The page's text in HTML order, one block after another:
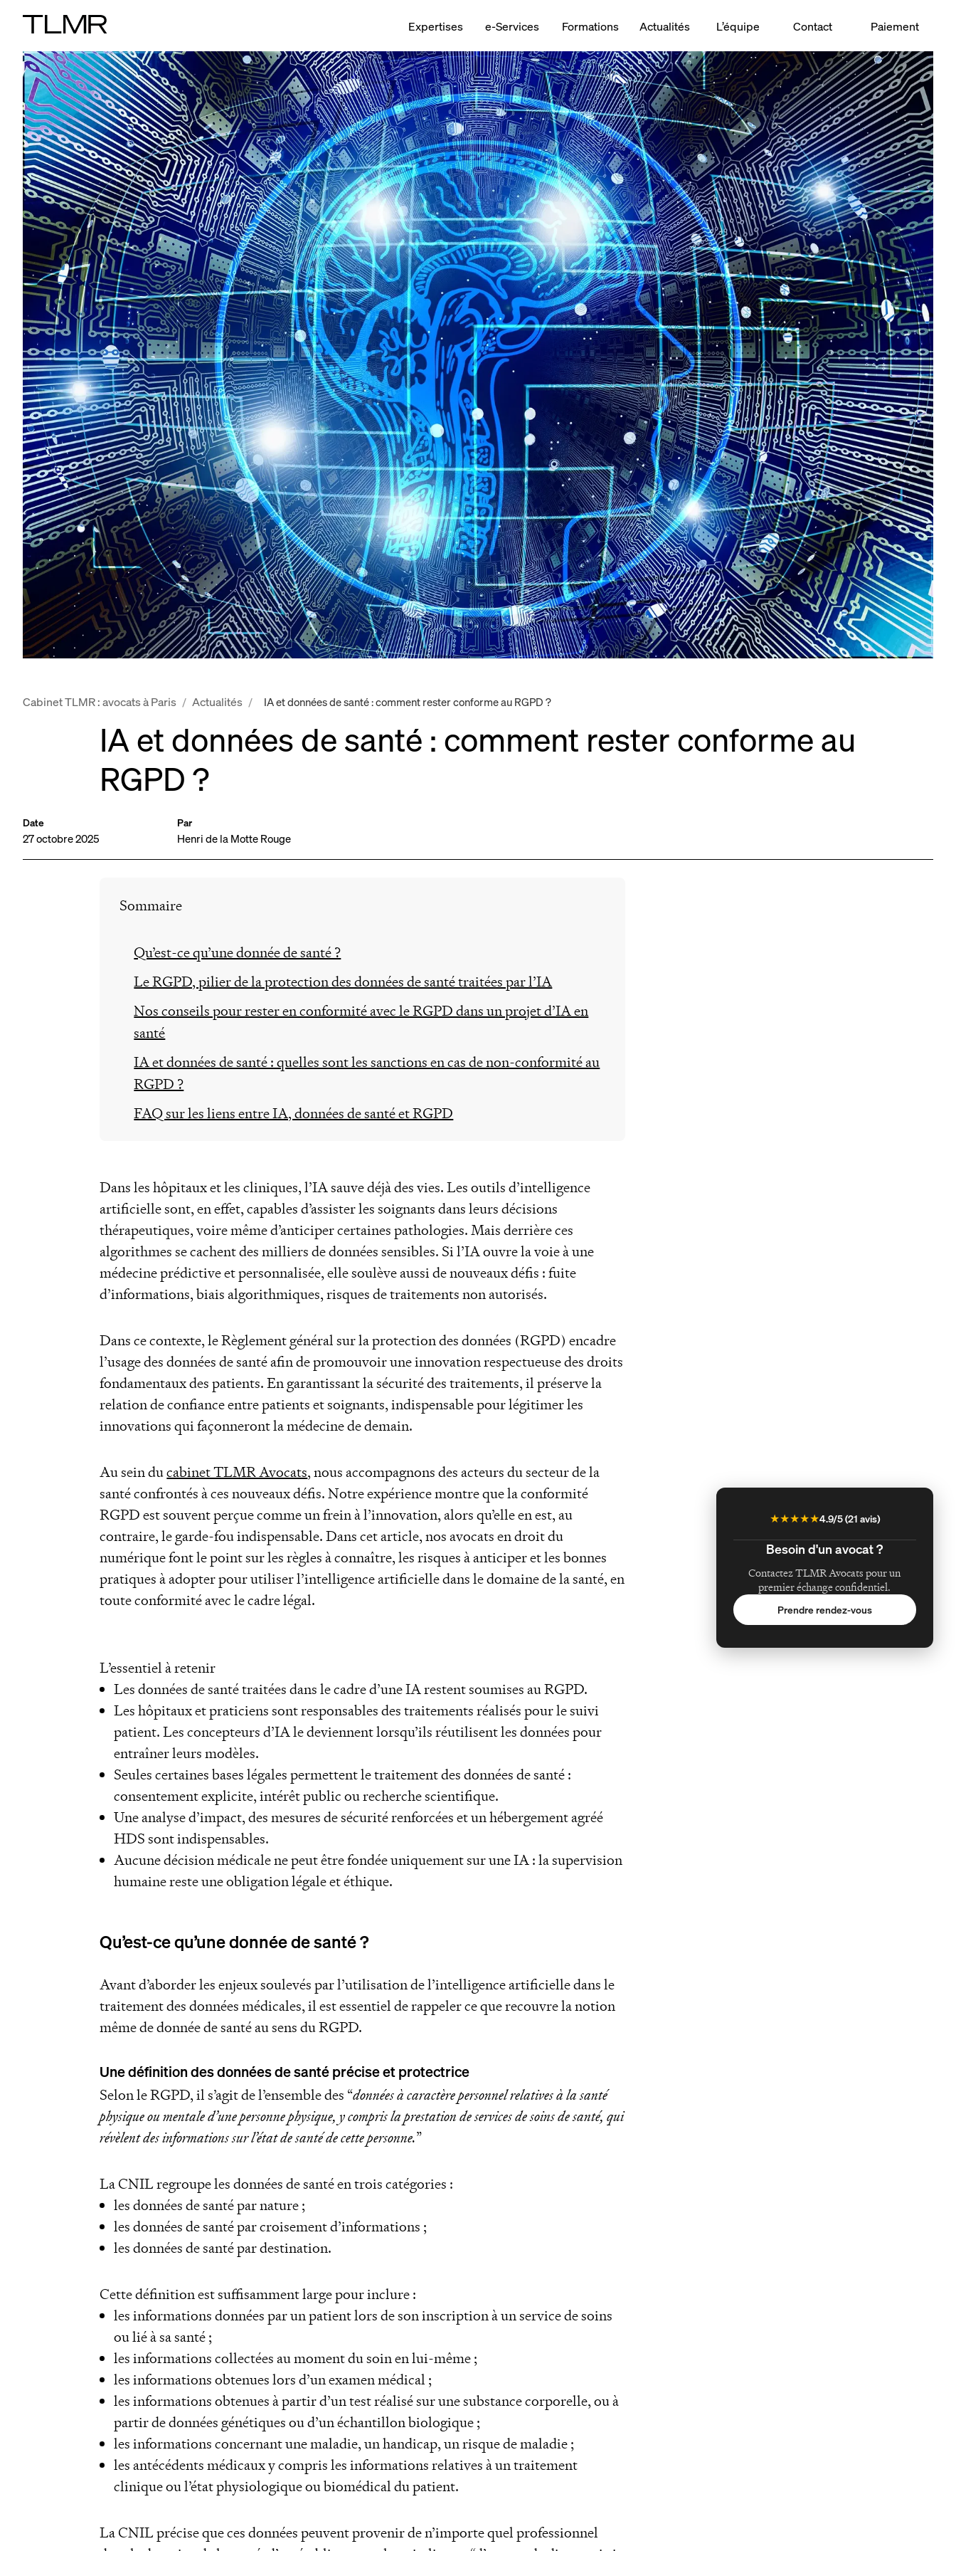
Expertises e-Services Formations Actualités L’équipe Contact Paiement
Cabinet TLMR : avocats à Paris / Actualités / IA et données de santé : comment rester conforme au RGPD ?
IA et données de santé : comment rester conforme au
RGPD ?
Date
27 octobre 2025
Par
Henri de la Motte Rouge
Sommaire
Qu’est-ce qu’une donnée de santé ?
Le RGPD, pilier de la protection des données de santé traitées par l’IA
Nos conseils pour rester en conformité avec le RGPD dans un projet d’IA en
santé
IA et données de santé : quelles sont les sanctions en cas de non-conformité au
RGPD ?
FAQ sur les liens entre IA, données de santé et RGPD
Dans les hôpitaux et les cliniques, l’IA sauve déjà des vies. Les outils d’intelligence
artificielle sont, en effet, capables d’assister les soignants dans leurs décisions
thérapeutiques, voire même d’anticiper certaines pathologies. Mais derrière ces
algorithmes se cachent des milliers de données sensibles. Si l’IA ouvre la voie à une
médecine prédictive et personnalisée, elle soulève aussi de nouveaux défis : fuite
d’informations, biais algorithmiques, risques de traitements non autorisés.
Dans ce contexte, le Règlement général sur la protection des données (RGPD) encadre
l’usage des données de santé afin de promouvoir une innovation respectueuse des droits
fondamentaux des patients. En garantissant la sécurité des traitements, il préserve la
relation de confiance entre patients et soignants, indispensable pour légitimer les
innovations qui façonneront la médecine de demain.
Au sein ducabinet TLMR Avocats, nous accompagnons des acteurs du secteur de la
santé confrontés à ces nouveaux défis. Notre expérience montre que la conformité
RGPD est souvent perçue comme un frein à l’innovation, alors qu’elle en est, au
contraire, le garde-fou indispensable. Dans cet article, nos avocats en droit du
numérique font le point sur les règles à connaître, les risques à anticiper et les bonnes
pratiques à adopter pour utiliser l’intelligence artificielle dans le domaine de la santé, en
toute conformité avec le cadre légal.
L’essentiel à retenir
Les données de santé traitées dans le cadre d’une IA restent soumises au RGPD.
Les hôpitaux et praticiens sont responsables des traitements réalisés pour le suivi
patient. Les concepteurs d’IA le deviennent lorsqu’ils réutilisent les données pour
entraîner leurs modèles.
Seules certaines bases légales permettent le traitement des données de santé :
consentement explicite, intérêt public ou recherche scientifique.
Une analyse d’impact, des mesures de sécurité renforcées et un hébergement agréé
HDS sont indispensables.
Aucune décision médicale ne peut être fondée uniquement sur une IA : la supervision
humaine reste une obligation légale et éthique.
Qu’est-ce qu’une donnée de santé ?
Avant d’aborder les enjeux soulevés par l’utilisation de l’intelligence artificielle dans le
traitement des données médicales, il est essentiel de rappeler ce que recouvre la notion
même de donnée de santé au sens du RGPD.
Une définition des données de santé précise et protectrice
Selon le RGPD, il s’agit de l’ensemble des “données à caractère personnel relatives à la santé
physique ou mentale d’une personne physique, y compris la prestation de services de soins de santé, qui
révèlent des informations sur l’état de santé de cette personne.”
La CNIL regroupe les données de santé en trois catégories :
les données de santé par nature ;
les données de santé par croisement d’informations ;
les données de santé par destination.
Cette définition est suffisamment large pour inclure :
les informations données par un patient lors de son inscription à un service de soins
ou lié à sa santé ;
les informations collectées au moment du soin en lui-même ;
les informations obtenues lors d’un examen médical ;
les informations obtenues à partir d’un test réalisé sur une substance corporelle, ou à
partir de données génétiques ou d’un échantillon biologique ;
les informations concernant une maladie, un handicap, un risque de maladie ;
les antécédents médicaux y compris les informations relatives à un traitement
clinique ou l’état physiologique ou biomédical du patient.
La CNIL précise que ces données peuvent provenir de n’importe quel professionnel
★★★★★4.9/5 (21 avis)
Besoin d'un avocat ?
Contactez TLMR Avocats pour un
premier échange confidentiel.
Prendre rendez-vous